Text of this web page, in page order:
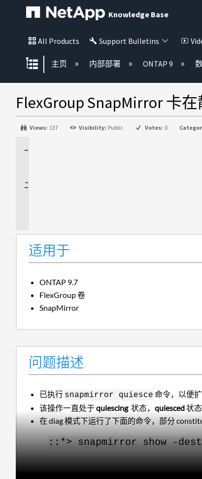
Knowledge Base
All Products Support Bulletins
扩展/隐缩全局层次
主页 内部部署 ONTAP 9
FlexGroup SnapMirror 卡
Views: 137 Visibility: Public Votes: 0
适用于
ONTAP 9.7
FlexGroup 卷
SnapMirror
问题描述
已执行 snapmirror quiesce 命令，以便
该操作一直处于quiescing状态，quiesced状
在 diag 模式下运行了下面的命令，部分
::*> snapmirror show -